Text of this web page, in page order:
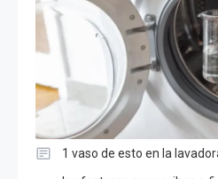
1 vaso de esto en la